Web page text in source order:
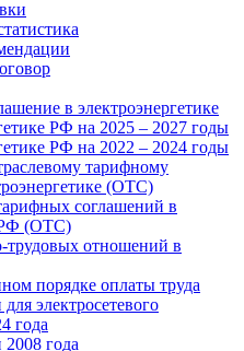
в электроэнергетике
РФ на 2025 – 2027 годы
РФ на 2022 – 2024 годы
тарифному
(ОТС)
соглашений в
РФ (ОТС)
трудовых отношений в
порядке оплаты труда
электросетевого
года
года